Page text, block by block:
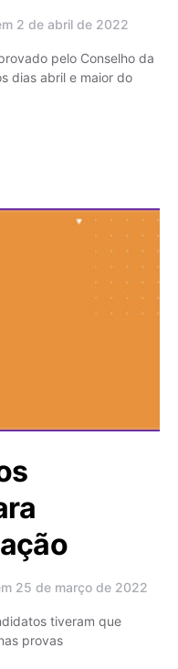
2 de abril de 2022
pelo Conselho da
dias abril e maior do
25 de março de 2022
tiveram que
provas